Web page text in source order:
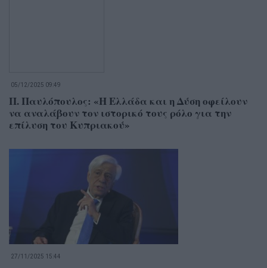
05/12/2025 09:49
Π. Παυλόπουλος: «Η Ελλάδα και η Δύση οφείλουν
να αναλάβουν τον ιστορικό τους ρόλο για την
επίλυση του Κυπριακού»
27/11/2025 15:44